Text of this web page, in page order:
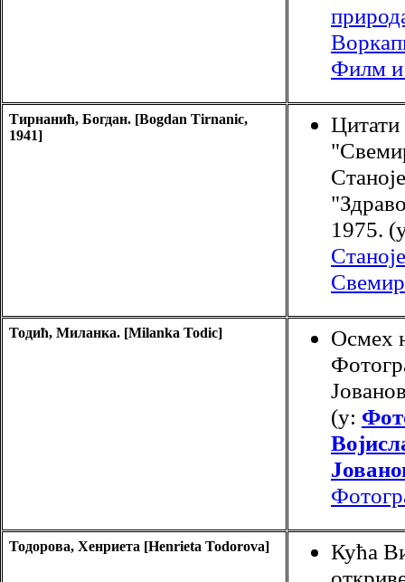
Филм и
Тирнанић, Богдан. [Bogdan Tirnanic,
1941]
Цитати
1975.
Тодић, Миланка. [Milanka Todic]
Осмех
(у:
Тодорова, Хенриета [Henrieta Todorova]
Кућа